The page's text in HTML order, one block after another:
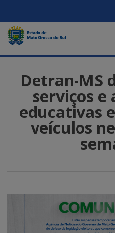
Detran-MS
serviços e
educativas
veículos